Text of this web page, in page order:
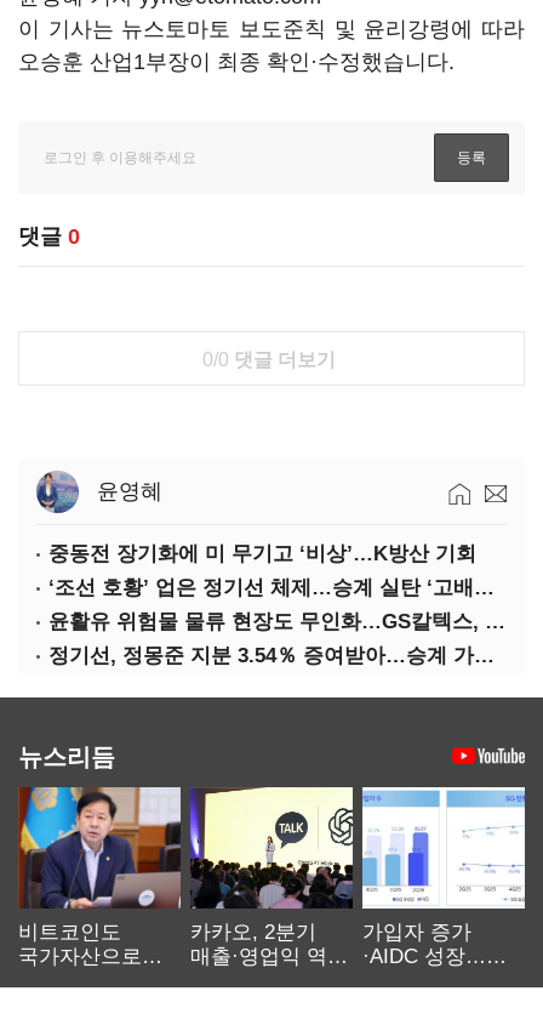
이 기사는 뉴스토마토 보도준칙 및 윤리강령에 따라
오승훈 산업1부장이 최종 확인·수정했습니다.
댓글 0
0/0 댓글 더보기
윤영혜
중동전 장기화에 미 무기고 ‘비상’…K방산 기회
‘조선 호황’ 업은 정기선 체제…승계 실탄 ‘고배당’ 주목
윤활유 위험물 물류 현장도 무인화…GS칼텍스, 디지털 전환 가속
정기선, 정몽준 지분 3.54％ 증여받아…승계 가속화
뉴스리듬
비트코인도
국가자산으로…'
카카오, 2분기
매출·영업익 역대
가입자 증가
·AIDC 성장…